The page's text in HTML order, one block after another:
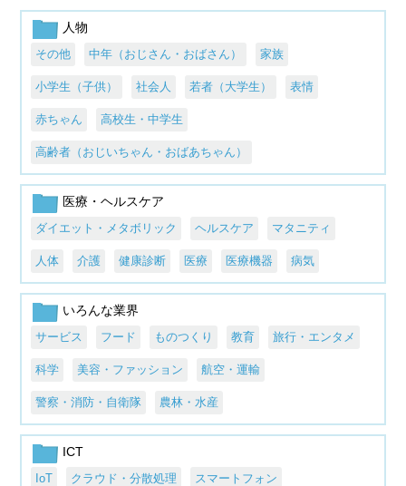
人物
その他 中年（おじさん・おばさん） 家族
小学生（子供） 社会人 若者（大学生） 表情
赤ちゃん 高校生・中学生
高齢者（おじいちゃん・おばあちゃん）
医療・ヘルスケア
ダイエット・メタボリック ヘルスケア マタニティ
人体 介護 健康診断 医療 医療機器 病気
いろんな業界
サービス フード ものつくり 教育 旅行・エンタメ
科学 美容・ファッション 航空・運輸
警察・消防・自衛隊 農林・水産
ICT
IoT クラウド・分散処理 スマートフォン